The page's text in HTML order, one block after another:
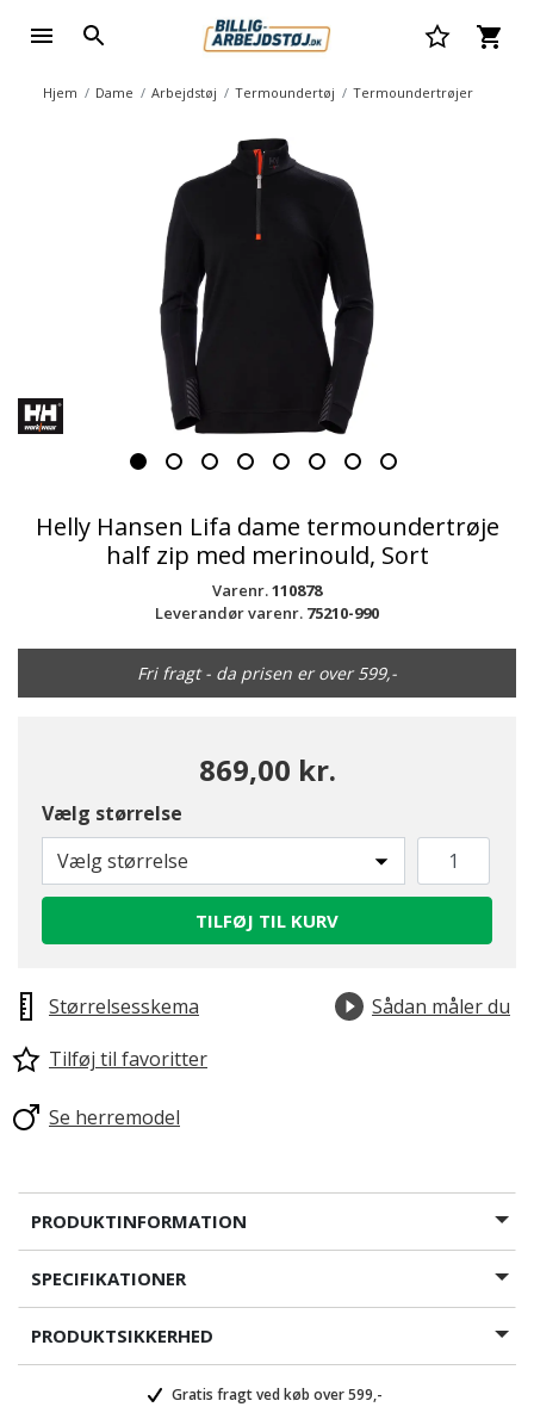
Hjem Dame Arbejdstøj Termoundertøj Termoundertrøjer
Helly Hansen Lifa dame termoundertrøje
half zip med merinould, Sort
Varenr.110878
Leverandør varenr. 75210-990
Fri fragt - da prisen er over 599,-
869,00 kr.
Vælg størrelse
Vælg størrelse
TILFØJ TIL KURV
Størrelsesskema
Sådan måler du
Tilføj til favoritter
Se herremodel
PRODUKTINFORMATION
SPECIFIKATIONER
PRODUKTSIKKERHED
Gratis fragt ved køb over 599,-